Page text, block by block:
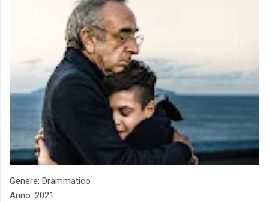
Genere: Drammatico
Anno: 2021